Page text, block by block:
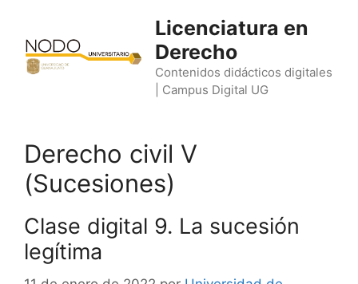
contenido
Licenciatura en
Derecho
Contenidos didácticos digitales
| Campus Digital UG
Derecho civil V
(Sucesiones)
Clase digital 9. La sucesión
legítima